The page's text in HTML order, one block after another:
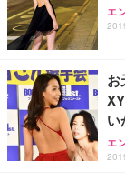
エ
お
い
エ